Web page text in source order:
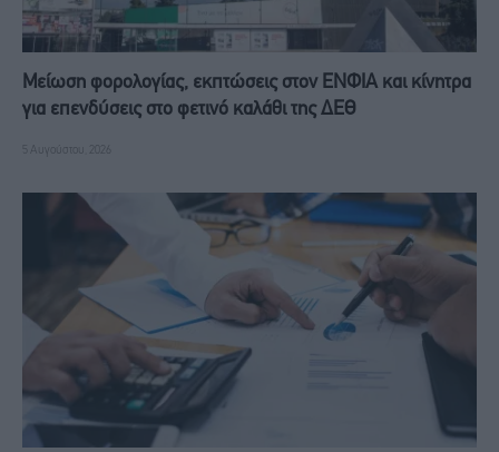
Μείωση φορολογίας, εκπτώσεις στον ΕΝΦΙΑ και κίνητρα
για επενδύσεις στο φετινό καλάθι της ΔΕΘ
5 Αυγούστου, 2026